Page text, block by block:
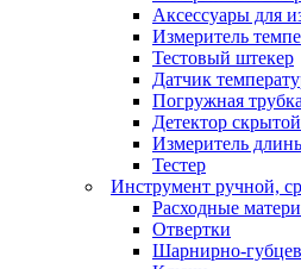
Аксессуары для
Измеритель
Тестовый штекер
Датчик
Погружная трубка
Детектор
Измеритель
Тестер
Инструмент ручной,
Расходные
Отвертки
Шарнирно-